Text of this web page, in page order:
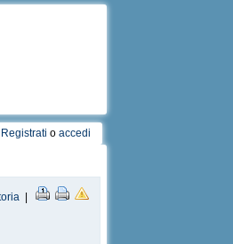
Registrati o accedi
|